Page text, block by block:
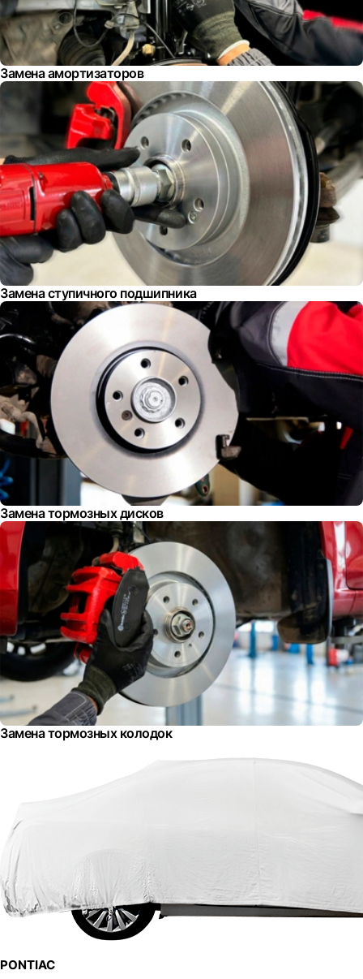
Замена амортизаторов
Замена ступичного подшипника
Замена тормозных дисков
Замена тормозных колодок
PONTIAC